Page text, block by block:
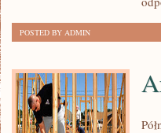
POSTED BY ADMIN